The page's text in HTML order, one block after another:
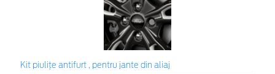
Kit piuliţe antifurt , pentru jante din aliaj